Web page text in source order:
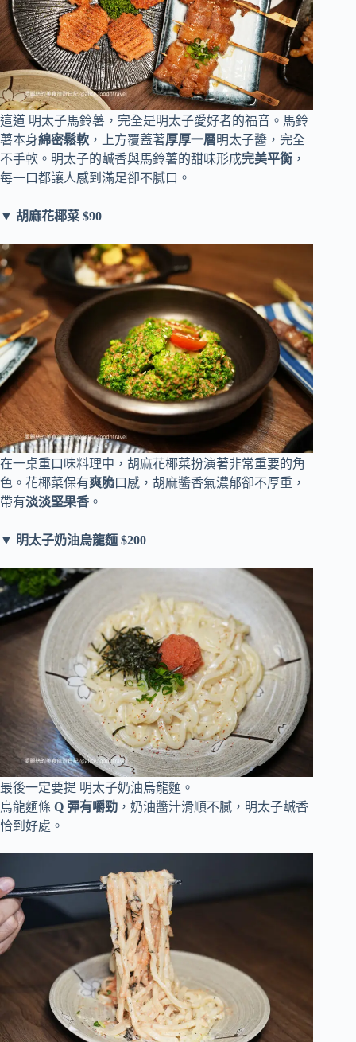
這道 明太子馬鈴薯，完全是明太子愛好者的福音。馬鈴
薯本身綿密鬆軟 ，上方覆蓋著厚厚一層明太子醬，完全
不手軟。明太子的鹹香與馬鈴薯的甜味形成完美平衡 ，
每一口都讓人感到滿足卻不膩口。
▼ 胡麻花椰菜 $90
在一桌重口味料理中，胡麻花椰菜扮演著非常重要的角
色。花椰菜保有爽脆口感，胡麻醬香氣濃郁卻不厚重，
帶有淡淡堅果香 。
▼ 明太子奶油烏龍麵 $200
最後一定要提 明太子奶油烏龍麵。
烏龍麵條 Q 彈有嚼勁 ，奶油醬汁滑順不膩，明太子鹹香
恰到好處。